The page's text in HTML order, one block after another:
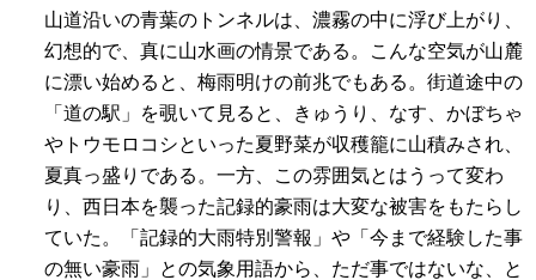
山道沿いの青葉のトンネルは、濃霧の中に浮び上がり、
幻想的で、真に山水画の情景である。こんな空気が山麓
に漂い始めると、梅雨明けの前兆でもある。街道途中の
「道の駅」を覗いて見ると、きゅうり、なす、かぼちゃ
やトウモロコシといった夏野菜が収穫籠に山積みされ、
夏真っ盛りである。一方、この雰囲気とはうって変わ
り、西日本を襲った記録的豪雨は大変な被害をもたらし
ていた。「記録的大雨特別警報」や「今まで経験した事
の無い豪雨」との気象用語から、ただ事ではないな、と